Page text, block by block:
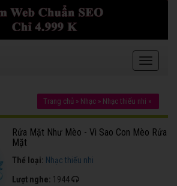
Trang chủ » Nhạc » Nhạc thiếu nhi »
Rửa Mặt Như Mèo - Vì Sao Con Mèo Rửa
Mặt
Thể loại: Nhạc thiếu nhi
Lượt nghe: 1944